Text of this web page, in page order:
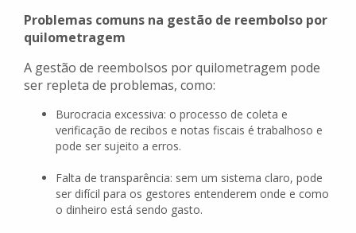
Problemas comuns na gestão de reembolso por
quilometragem
A gestão de reembolsos por quilometragem pode
ser repleta de problemas, como:
Burocracia excessiva: o processo de coleta e
verificação de recibos e notas fiscais é trabalhoso e
pode ser sujeito a erros.
Falta de transparência: sem um sistema claro, pode
ser difícil para os gestores entenderem onde e como
o dinheiro está sendo gasto.